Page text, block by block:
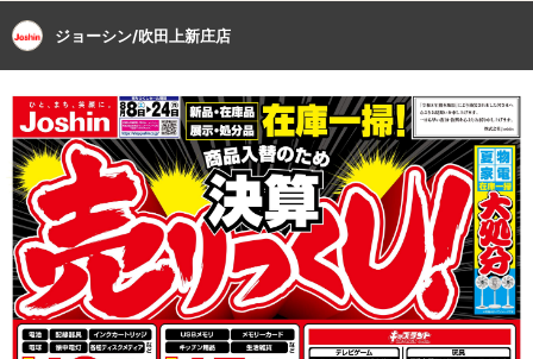
ジョーシン/吹田上新庄店